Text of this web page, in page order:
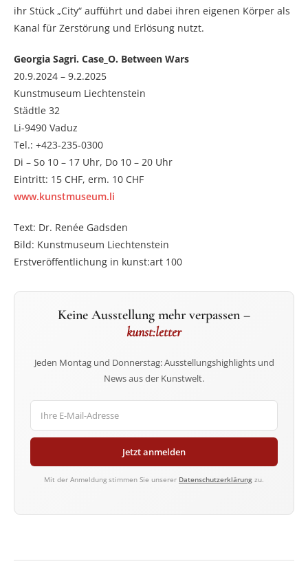
ihr Stück „City“ aufführt und dabei ihren eigenen Körper als
Kanal für Zerstörung und Erlösung nutzt.
Georgia Sagri. Case_O. Between Wars
20.9.2024 – 9.2.2025
Kunstmuseum Liechtenstein
Städtle 32
Li-9490 Vaduz
Tel.: +423-235-0300
Di – So 10 – 17 Uhr, Do 10 – 20 Uhr
Eintritt: 15 CHF, erm. 10 CHF
www.kunstmuseum.li
Text: Dr. Renée Gadsden
Bild: Kunstmuseum Liechtenstein
Erstveröffentlichung in kunst:art 100
Keine Ausstellung mehr verpassen –
kunst:letter
Jeden Montag und Donnerstag: Ausstellungshighlights und
News aus der Kunstwelt.
Jetzt anmelden
Mit der Anmeldung stimmen Sie unserer Datenschutzerklärung zu.